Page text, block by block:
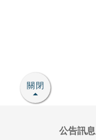
關閉
公告訊息